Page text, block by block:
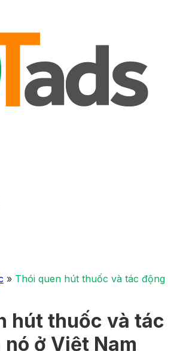
» Thói quen hút thuốc và tác động
hút thuốc và tác
ở Việt Nam